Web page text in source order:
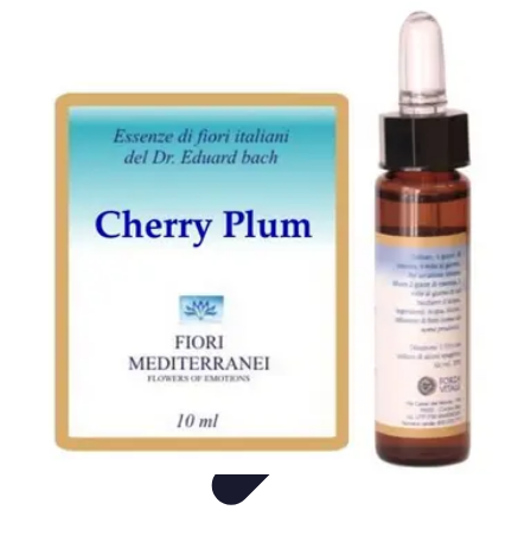
Salud Inmunológica
Consejos Salud